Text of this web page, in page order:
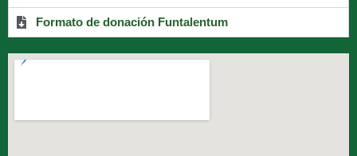
Formato de donación Funtalentum